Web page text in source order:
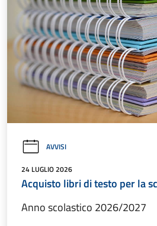
AVVISI
24 LUGLIO 2026
Acquisto libri di testo per la
Anno scolastico 2026/2027